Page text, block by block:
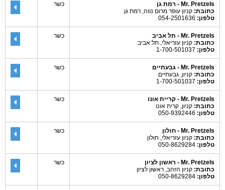
Mr. Pretzels - רמת גן
כתובת: קניון עופר מרום נווה, רמת גן
טלפון:
כשר
Mr. Pretzels - תל אביב
כתובת: קניון עזריאלי, תל אביב
טלפון:
כשר
Mr. Pretzels - גבעתיים
כתובת: קניון, גבעתיים
טלפון:
כשר
Mr. Pretzels - קריית אונו
כתובת: קניון, קרית אונו
טלפון:
כשר
Mr. Pretzels - חולון
כתובת: קניון עזריאלי, חולון
טלפון:
כשר
Mr. Pretzels - ראשון לציון
כתובת: קניון הזהב, ראשון לציון
טלפון:
כשר